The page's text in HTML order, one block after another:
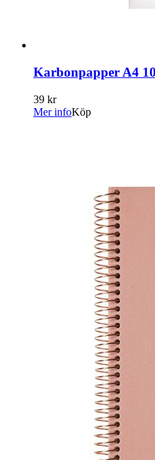
Karbonpapper A4
39 kr
Mer infoKöp